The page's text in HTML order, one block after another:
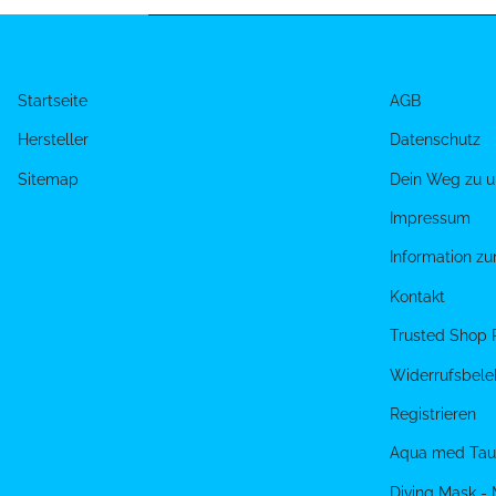
Startseite
Hersteller
Sitemap
AGB
Datenschutz
Dein Weg zu
Impressum
Information
Kontakt
Trusted Shop
Registrieren
Aqua med
Diving Mask -